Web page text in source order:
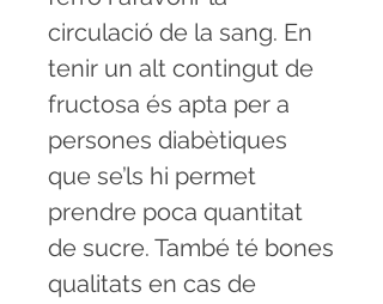
circulació de la sang. En
tenir un alt contingut de
fructosa és apta per a
persones diabètiques
que se’ls hi permet
prendre poca quantitat
de sucre. També té bones
qualitats en cas de